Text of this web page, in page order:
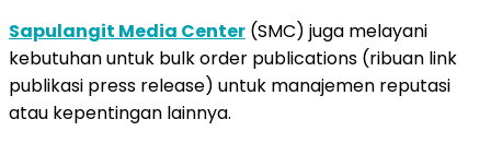
Sapulangit Media Center (SMC) juga melayani
kebutuhan untuk bulk order publications (ribuan link
publikasi press release) untuk manajemen reputasi
atau kepentingan lainnya.